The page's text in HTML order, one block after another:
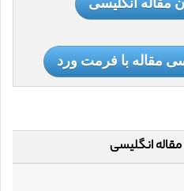
مقاله با فرمت ورد
انگلیسی